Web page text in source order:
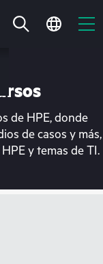
tu
de HPE, donde
de casos y más,
y temas de TI.